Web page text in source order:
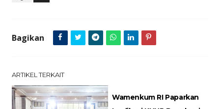
Bagikan
ARTIKEL TERKAIT
Wamenkum RI Paparkan